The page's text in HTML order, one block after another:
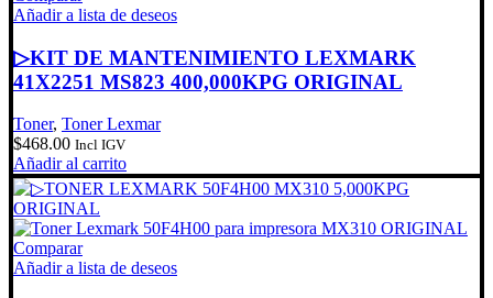
Añadir a lista de deseos
▷KIT DE MANTENIMIENTO LEXMARK
41X2251 MS823 400,000KPG ORIGINAL
Toner, Toner Lexmar
$468.00 Incl IGV
Añadir al carrito
Comparar
Añadir a lista de deseos